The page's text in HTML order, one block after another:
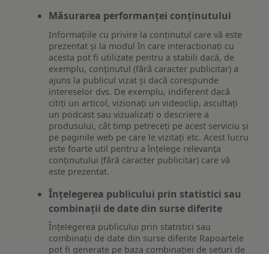
Măsurarea performanței conținutului
Informațiile cu privire la conținutul care vă este
prezentat și la modul în care interacționați cu
acesta pot fi utilizate pentru a stabili dacă, de
exemplu, conținutul (fără caracter publicitar) a
ajuns la publicul vizat și dacă corespunde
intereselor dvs. De exemplu, indiferent dacă
citiți un articol, vizionați un videoclip, ascultați
un podcast sau vizualizați o descriere a
produsului, cât timp petreceți pe acest serviciu și
pe paginile web pe care le vizitați etc. Acest lucru
este foarte util pentru a înțelege relevanța
conținutului (fără caracter publicitar) care vă
este prezentat.
Înțelegerea publicului prin statistici sau
combinații de date din surse diferite
Înțelegerea publicului prin statistici sau
combinații de date din surse diferite Rapoartele
pot fi generate pe baza combinației de seturi de